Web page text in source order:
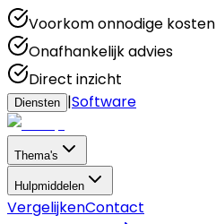
Voorkom onnodige kosten
Onafhankelijk advies
Direct inzicht
Diensten |Software
Thema's
Hulpmiddelen
VergelijkenContact